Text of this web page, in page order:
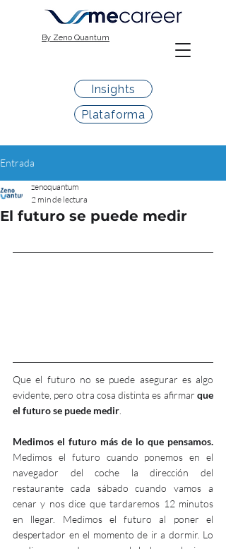
By Zeno Quantum
Insights
Plataforma
Entrada
El futuro se puede medir
zenoquantum
2 min de lectura
Que el futuro no se puede asegurar es algo
evidente, pero otra cosa distinta es afirmar que
el futuro se puede medir
Medimos el futuro más de lo que pensamos.
Medimos el futuro cuando ponemos en el
navegador del coche la dirección del
restaurante cada sábado cuando vamos a
cenar y nos dice que tardaremos 12 minutos
en llegar. Medimos el futuro al poner el
despertador en el momento de ir a dormir. Lo